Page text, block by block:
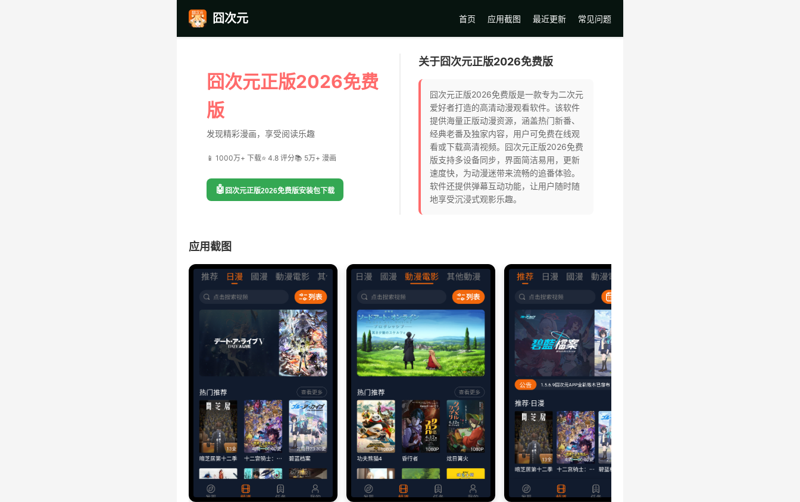
囧次元 首页 应用截图 最近更新 常见问题
囧次元正版2026免费
版
发现精彩漫画，享受阅读乐趣
📱 1000万+ 下载⭐ 4.8 评分📚 5万+ 漫画
🤖 囧次元正版2026免费版安装包下载
关于囧次元正版2026免费版
囧次元正版2026免费版是一款专为二次元
爱好者打造的高清动漫观看软件。该软件
提供海量正版动漫资源，涵盖热门新番、
经典老番及独家内容，用户可免费在线观
看或下载高清视频。囧次元正版2026免费
版支持多设备同步，界面简洁易用，更新
速度快，为动漫迷带来流畅的追番体验。
软件还提供弹幕互动功能，让用户随时随
地享受沉浸式观影乐趣。
应用截图